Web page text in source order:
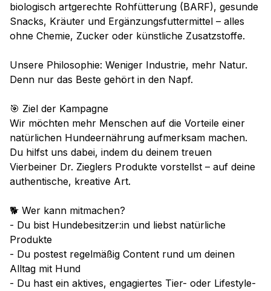
biologisch artgerechte Rohfütterung (BARF), gesunde
Snacks, Kräuter und Ergänzungsfuttermittel – alles
ohne Chemie, Zucker oder künstliche Zusatzstoffe.
Unsere Philosophie: Weniger Industrie, mehr Natur.
Denn nur das Beste gehört in den Napf.
🎯 Ziel der Kampagne
Wir möchten mehr Menschen auf die Vorteile einer
natürlichen Hundeernährung aufmerksam machen.
Du hilfst uns dabei, indem du deinem treuen
Vierbeiner Dr. Zieglers Produkte vorstellst – auf deine
authentische, kreative Art.
🐕 Wer kann mitmachen?
- Du bist Hundebesitzer:in und liebst natürliche
Produkte
- Du postest regelmäßig Content rund um deinen
Alltag mit Hund
- Du hast ein aktives, engagiertes Tier- oder Lifestyle-